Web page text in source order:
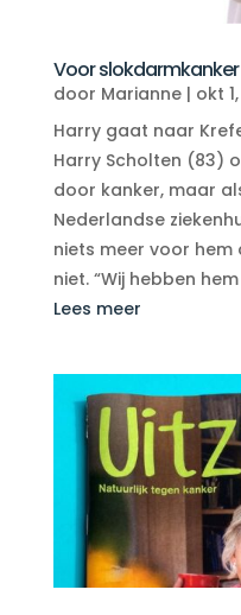
Voor
door Marianne| okt
Harry gaat naar
Harry Scholten (83)
door kanker, maar
Nederlandse
niets meer voor hem
niet. “Wij hebben
Lees meer